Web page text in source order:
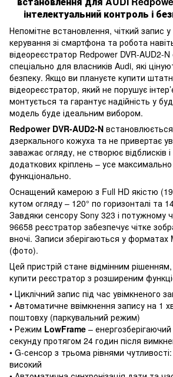
інтелектуальний контроль і
Непомітне встановлення, чіткий запис
керування зі смартфона та робота
відеореєстратор Redpower DVR-AUD2-
спеціально для власників Audi, які
безпеку. Якщо ви плануєте купити
відеореєстратор, який не порушує
монтується та гарантує надійність у
модель буде ідеальним вибором.
Redpower DVR-AUD2-N
дзеркального кожуха та не привертає
заважає огляду, не створює відблисків
додаткових кріплень – усе максимально
функціонально.
Оснащений камерою з Full HD якістю
кутом огляду – 120° по горизонталі та
Завдяки сенсору Sony 323 і потужному
96658 реєстратор забезпечує чітке
вночі. Записи зберігаються у форматах
(фото).
Цей пристрій стане відмінним
купити реєстратор з розширеним
• Циклічний запис під час увімкненого
• Автоматичне ввімкнення запису на 1
поштовху (паркувальний режим)
• Режим LowFrame –
секунду протягом 24 годин після
• G-сенсор з трьома рівнями
високий